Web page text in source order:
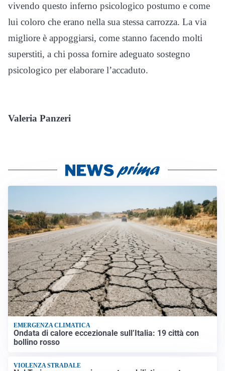
vivendo questo inferno psicologico postumo e come
lui coloro che erano nella sua stessa carrozza. La via
migliore è appoggiarsi, come stanno facendo molti
superstiti, a chi possa fornire adeguato sostegno
psicologico per elaborare l’accaduto.
Valeria Panzeri
EMERGENZA CLIMATICA
Ondata di calore eccezionale sull’Italia: 19 città con
bollino rosso
VIOLENZA STRADALE